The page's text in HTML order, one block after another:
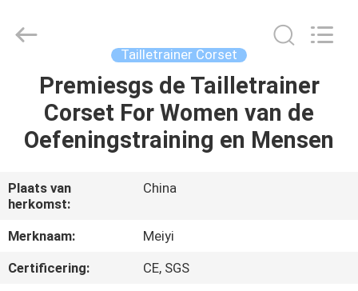
HUIS
PRODUCTEN
ONGEVEER
ONS
FABRIEKSREIS
Jewelry
Tailletrainer Corset
Premiesgs de Tailletrainer
Corset For Women van de
Oefeningstraining en Mensen
Plaats van
herkomst:
China
Merknaam:
Meiyi
Certificering:
CE, SGS